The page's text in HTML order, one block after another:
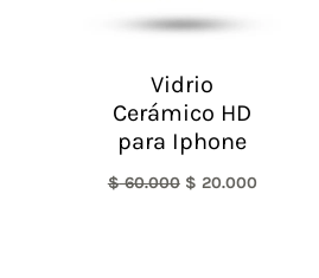
Vidrio
Cerámico HD
para Iphone
$60.000 $ 20.000